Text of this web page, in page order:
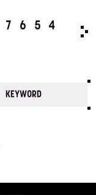
7 6 5
4
KEYWORD